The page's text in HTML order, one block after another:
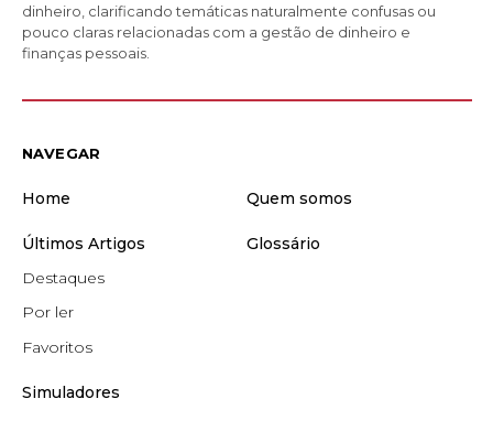
dinheiro, clarificando temáticas naturalmente confusas ou
pouco claras relacionadas com a gestão de dinheiro e
finanças pessoais.
NAVEGAR
Home Quem somos
Últimos Artigos
Destaques
Por ler
Favoritos
Glossário
Simuladores